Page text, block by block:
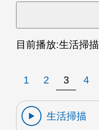
目前播放:生活掃描
1 2 3 4
生活掃描